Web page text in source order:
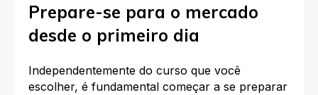
Prepare-se para o mercado
desde o primeiro dia
Independentemente do curso que você
escolher, é fundamental começar a se preparar